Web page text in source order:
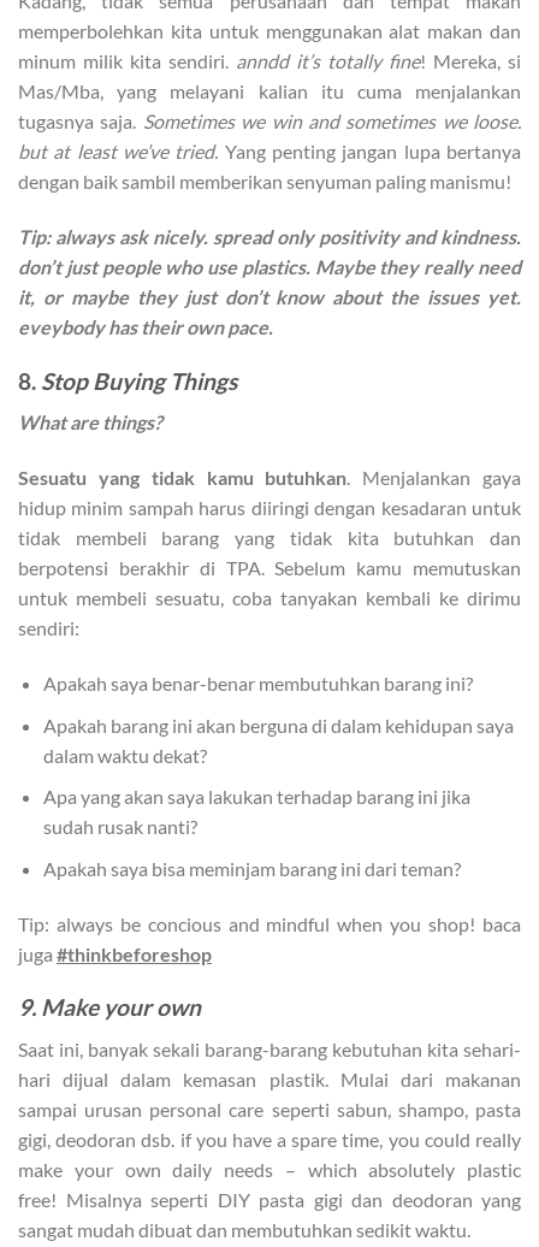
memperbolehkan kita untuk menggunakan alat makan dan
minum milik kita sendiri. anndd it’s totally fine! Mereka, si
Mas/Mba, yang melayani kalian itu cuma menjalankan
tugasnya saja. Sometimes we win and sometimes we loose.
but at least we’ve tried. Yang penting jangan lupa bertanya
dengan baik sambil memberikan senyuman paling manismu!
Tip: always ask nicely. spread only positivity and kindness.
don’t just people who use plastics. Maybe they really need
it, or maybe they just don’t know about the issues yet.
eveybody has their own pace.
8. Stop Buying Things
What are things?
Sesuatu yang tidak kamu butuhkan. Menjalankan gaya
hidup minim sampah harus diiringi dengan kesadaran untuk
tidak membeli barang yang tidak kita butuhkan dan
berpotensi berakhir di TPA. Sebelum kamu memutuskan
untuk membeli sesuatu, coba tanyakan kembali ke dirimu
sendiri:
Apakah saya benar-benar membutuhkan barang ini?
Apakah barang ini akan berguna di dalam kehidupan saya
dalam waktu dekat?
Apa yang akan saya lakukan terhadap barang ini jika
sudah rusak nanti?
Apakah saya bisa meminjam barang ini dari teman?
Tip: always be concious and mindful when you shop! baca
juga #thinkbeforeshop
9. Make your own
Saat ini, banyak sekali barang-barang kebutuhan kita sehari-
hari dijual dalam kemasan plastik. Mulai dari makanan
sampai urusan personal care seperti sabun, shampo, pasta
gigi, deodoran dsb. if you have a spare time, you could really
make your own daily needs – which absolutely plastic
free! Misalnya seperti DIY pasta gigi dan deodoran yang
sangat mudah dibuat dan membutuhkan sedikit waktu.